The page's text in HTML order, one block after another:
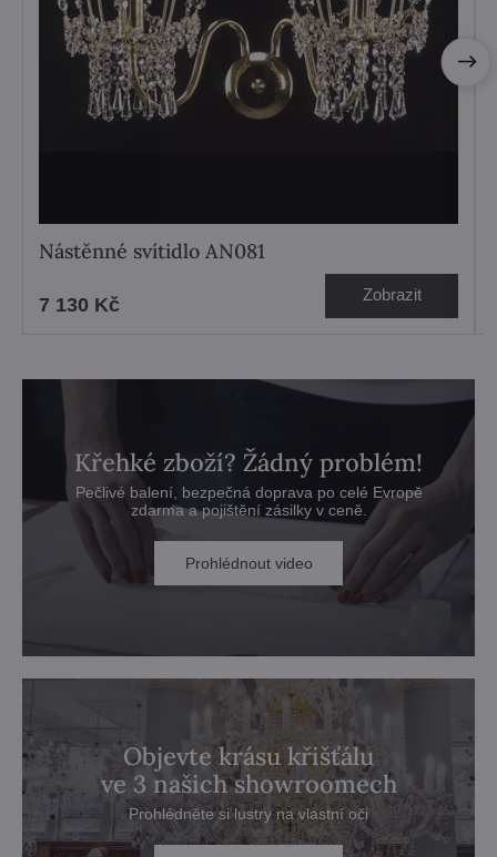
Nástěnné svítidlo AN081
7 130 Kč Zobrazit
Křehké zboží? Žádný problém!
Pečlivé balení, bezpečná doprava po celé Evropě
zdarma a pojištění zásilky v ceně.
Prohlédnout video
Objevte krásu křišťálu
ve 3 našich showroomech
Prohlédněte si lustry na vlastní oči